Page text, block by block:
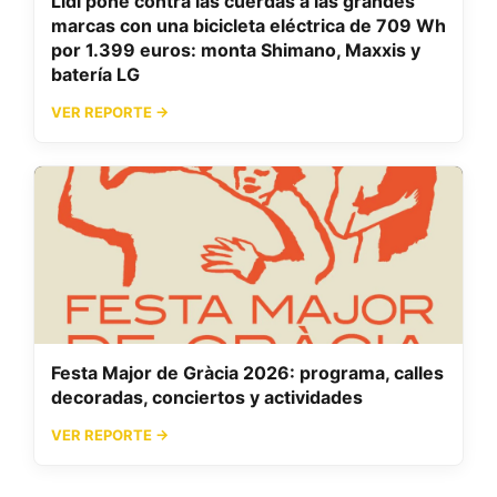
marcas con una bicicleta eléctrica de 709 Wh
por 1.399 euros: monta Shimano, Maxxis y
batería LG
VER REPORTE →
Festa Major de Gràcia 2026: programa, calles
decoradas, conciertos y actividades
VER REPORTE →